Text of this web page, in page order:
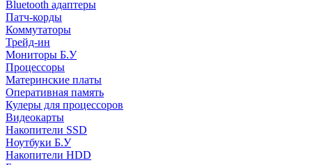
Bluetooth адаптеры
Патч-корды
Коммутаторы
Трейд-ин
Мониторы Б.У
Процессоры
Материнские платы
Оперативная память
Кулеры для процессоров
Видеокарты
Накопители SSD
Ноутбуки Б.У
Накопители HDD